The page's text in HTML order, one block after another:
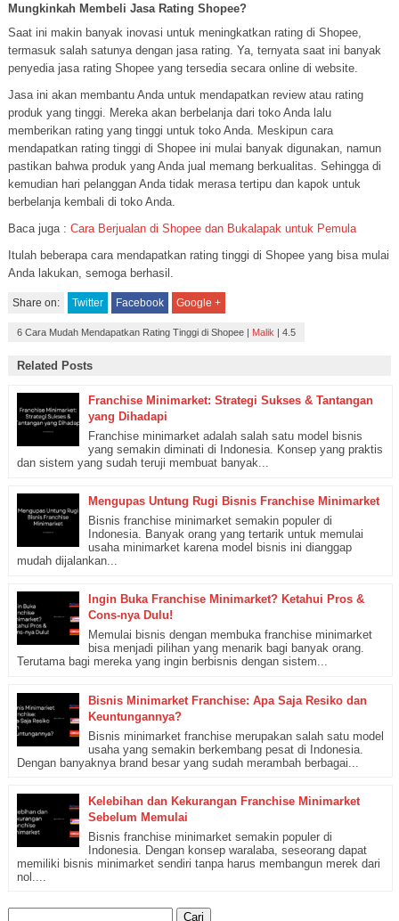
Mungkinkah Membeli Jasa Rating Shopee?
Saat ini makin banyak inovasi untuk meningkatkan rating di Shopee,
termasuk salah satunya dengan jasa rating. Ya, ternyata saat ini banyak
penyedia jasa rating Shopee yang tersedia secara online di website.
Jasa ini akan membantu Anda untuk mendapatkan review atau rating
produk yang tinggi. Mereka akan berbelanja dari toko Anda lalu
memberikan rating yang tinggi untuk toko Anda. Meskipun cara
mendapatkan rating tinggi di Shopee ini mulai banyak digunakan, namun
pastikan bahwa produk yang Anda jual memang berkualitas. Sehingga di
kemudian hari pelanggan Anda tidak merasa tertipu dan kapok untuk
berbelanja kembali di toko Anda.
Baca juga : Cara Berjualan di Shopee dan Bukalapak untuk Pemula
Itulah beberapa cara mendapatkan rating tinggi di Shopee yang bisa mulai
Anda lakukan, semoga berhasil.
Share on: Twitter Facebook Google +
6 Cara Mudah Mendapatkan Rating Tinggi di Shopee| Malik | 4.5
Related Posts
Franchise Minimarket: Strategi Sukses & Tantangan
yang Dihadapi
Franchise minimarket adalah salah satu model bisnis
yang semakin diminati di Indonesia. Konsep yang praktis
dan sistem yang sudah teruji membuat banyak...
Mengupas Untung Rugi Bisnis Franchise Minimarket
Bisnis franchise minimarket semakin populer di
Indonesia. Banyak orang yang tertarik untuk memulai
usaha minimarket karena model bisnis ini dianggap
mudah dijalankan...
Ingin Buka Franchise Minimarket? Ketahui Pros &
Cons-nya Dulu!
Memulai bisnis dengan membuka franchise minimarket
bisa menjadi pilihan yang menarik bagi banyak orang.
Terutama bagi mereka yang ingin berbisnis dengan sistem...
Bisnis Minimarket Franchise: Apa Saja Resiko dan
Keuntungannya?
Bisnis minimarket franchise merupakan salah satu model
usaha yang semakin berkembang pesat di Indonesia.
Dengan banyaknya brand besar yang sudah merambah berbagai...
Kelebihan dan Kekurangan Franchise Minimarket
Sebelum Memulai
Bisnis franchise minimarket semakin populer di
Indonesia. Dengan konsep waralaba, seseorang dapat
memiliki bisnis minimarket sendiri tanpa harus membangun merek dari
nol....